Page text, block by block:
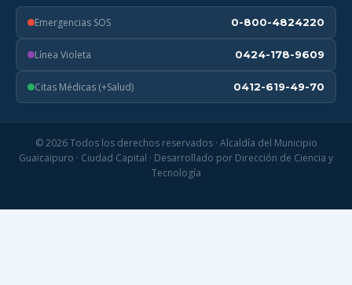
Emergencias SOS 0-800-4824220
Línea Violeta 0424-178-9609
Citas Médicas (+Salud) 0412-619-49-70
© 2026 Todos los derechos reservados · Alcaldía del Municipio
Guaicaipuro · Ciudad Capital · Desarrollado por Dirección de Ciencia y
Tecnología